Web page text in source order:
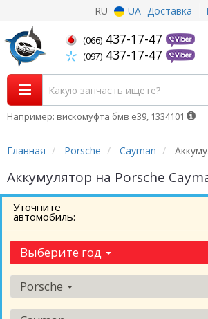
RU UA Доставка
(066) 437-17-47
(097) 437-17-47
Например: вискомуфта бмв е39, 1334101
Главная Porsche Cayman
Аккумулятор на Porsche
Уточните
автомобиль:
Выберите год
Porsche